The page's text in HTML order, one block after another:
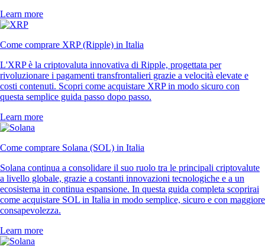
Learn more
Come comprare XRP (Ripple) in Italia
L'XRP è la criptovaluta innovativa di Ripple, progettata per
rivoluzionare i pagamenti transfrontalieri grazie a velocità elevate e
costi contenuti. Scopri come acquistare XRP in modo sicuro con
questa semplice guida passo dopo passo.
Learn more
Come comprare Solana (SOL) in Italia
Solana continua a consolidare il suo ruolo tra le principali criptovalute
a livello globale, grazie a costanti innovazioni tecnologiche e a un
ecosistema in continua espansione. In questa guida completa scoprirai
come acquistare SOL in Italia in modo semplice, sicuro e con maggiore
consapevolezza.
Learn more